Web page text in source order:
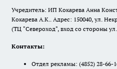
Учредитель: ИП Кокарева Анна
Кокарева А.К.. Адрес: 150040, ул.
(ТЦ "Североход", вход со стороны
Контакты:
Отдел рекламы: (4852) 28-66-